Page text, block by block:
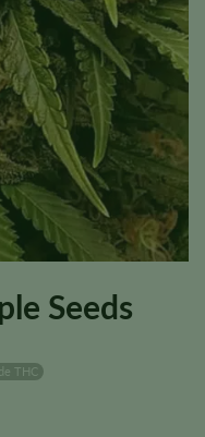
Seeds
THC